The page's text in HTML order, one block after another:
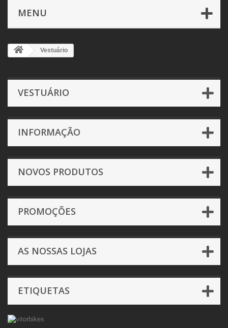
MENU
Vestuário
VESTUÁRIO
INFORMAÇÃO
NOVOS PRODUTOS
PROMOÇÕES
AS NOSSAS LOJAS
ETIQUETAS